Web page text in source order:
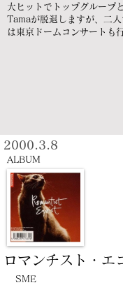
大ヒットでトップグループ
Tamaが脱退しますが、二
は東京ドームコンサートも
ロマンチスト・エ
2000.3.8
ALBUM
SME